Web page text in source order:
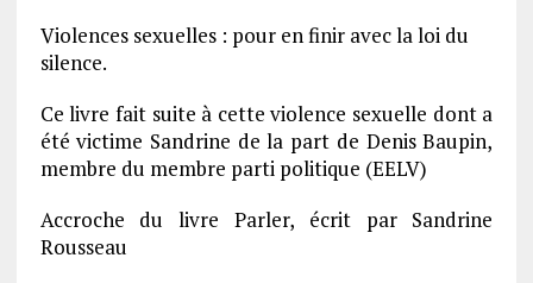
Violences sexuelles : pour en finir avec la loi du
silence.
Ce livre fait suite à cette violence sexuelle dont a
été victime Sandrine de la part de Denis Baupin,
membre du membre parti politique (EELV)
Accroche du livre Parler, écrit par Sandrine
Rousseau